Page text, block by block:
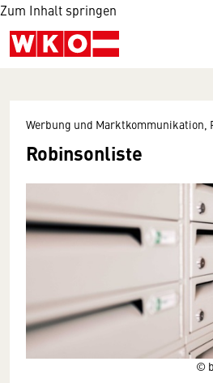
Zum Inhalt springen
©
Werbung und Marktkommunikation,
Robinsonliste